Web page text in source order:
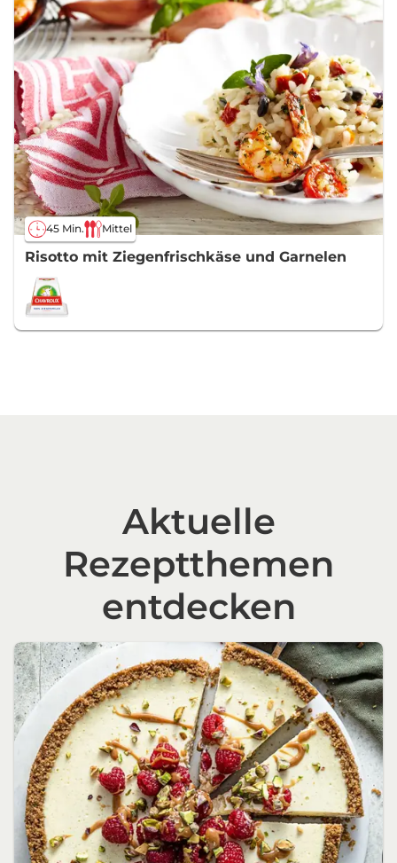
45 Min. Mittel
Risotto mit Ziegenfrischkäse und Garnelen
Aktuelle
Rezeptthemen
entdecken